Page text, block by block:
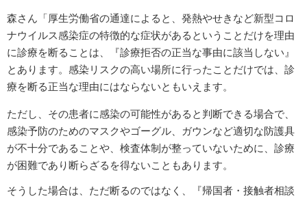
森さん「厚生労働省の通達によると、発熱やせきなど新型コロ
ナウイルス感染症の特徴的な症状があるということだけを理由
に診療を断ることは、『診療拒否の正当な事由に該当しない』
とあります。感染リスクの高い場所に行ったことだけでは、診
療を断る正当な理由にはならないともいえます。
ただし、その患者に感染の可能性があると判断できる場合で、
感染予防のためのマスクやゴーグル、ガウンなど適切な防護具
が不十分であることや、検査体制が整っていないために、診療
が困難であり断らざるを得ないこともあります。
そうした場合は、ただ断るのではなく、『帰国者・接触者相談